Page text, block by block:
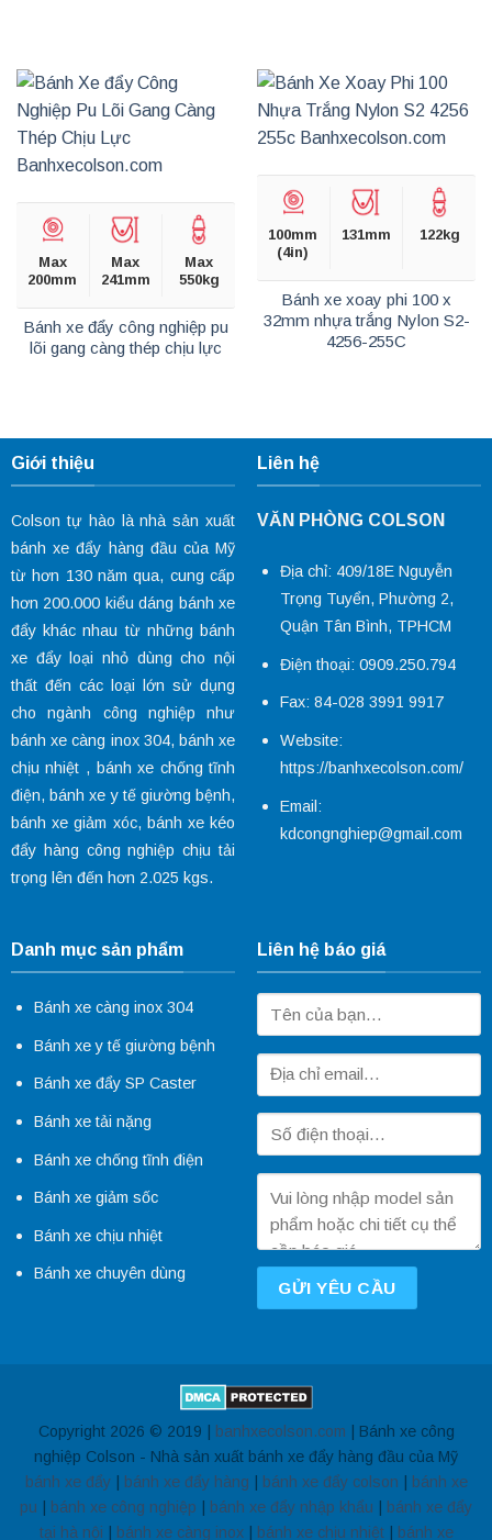
Max
200mm
Max
241mm
Max
550kg
Bánh xe đẩy công nghiệp pu
lõi gang càng thép chịu lực
100mm
(4in)
131mm 122kg
Bánh xe xoay phi 100 x
32mm nhựa trắng Nylon S2-
4256-255C
Giới thiệu
Colson tự hào là nhà sản xuất
bánh xe đẩy hàng đầu của Mỹ
từ hơn 130 năm qua, cung cấp
hơn 200.000 kiểu dáng bánh xe
đẩykhác nhau từ những bánh
xe đẩy loại nhỏ dùng cho nội
thất đến các loại lớn sử dụng
cho ngành công nghiệp như
bánh xe càng inox 304, bánh xe
chịu nhiệt , bánh xe chống tĩnh
điện, bánh xe y tếgiường bệnh,
bánh xe giảm xóc, bánh xe kéo
đẩy hàng công nghiệp chịu tải
trọng lên đến hơn 2.025 kgs.
Liên hệ
VĂN PHÒNG COLSON
Địa chỉ: 409/18E Nguyễn
Trọng Tuyển, Phường 2,
Quận Tân Bình, TPHCM
Điện thoại: 0909.250.794
Fax: 84-028 3991 9917
Website:
https://banhxecolson.com/
Email:
kdcongnghiep@gmail.com
Danh mục sản phẩm
Bánh xe càng inox 304
Bánh xe y tế giường bệnh
Bánh xe đẩy SP Caster
Bánh xe tải nặng
Bánh xe chống tĩnh điện
Bánh xe giảm sốc
Bánh xe chịu nhiệt
Bánh xe chuyên dùng
Liên hệ báo giá
Copyright 2026 © 2019 | banhxecolson.com | Bánh xe công
nghiệp Colson - Nhà sản xuất bánh xe đẩy hàng đầu của Mỹ
bánh xe đẩy| bánh xe đẩy hàng bánh xe đẩy colson
bánh xe
pu
bánh xe công nghiệp bánh xe đẩy nhập khẩu
bánh xe đẩy
tại hà nội
bánh xe càng inox| bánh xe chịu nhiệt| bánh xe